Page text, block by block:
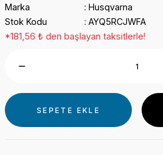
Marka
Husqvarna
Stok Kodu
AYQ5RCJWFA
*181,56 ₺ den başlayan taksitlerle!
SEPETE EKLE